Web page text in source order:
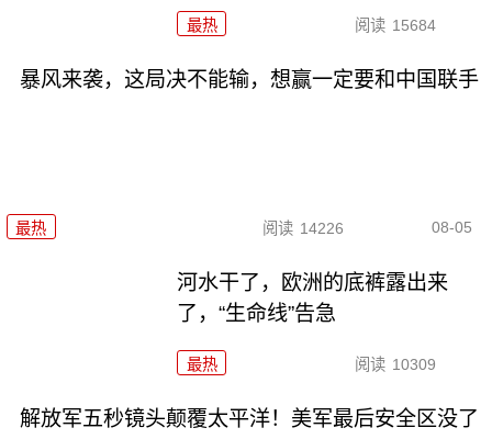
最热 阅读 15684
暴风来袭，这局决不能输，想赢一定要和中国联手
最热 阅读 14226 08-05
河水干了，欧洲的底裤露出来
了，“生命线”告急
最热 阅读 10309
解放军五秒镜头颠覆太平洋！美军最后安全区没了